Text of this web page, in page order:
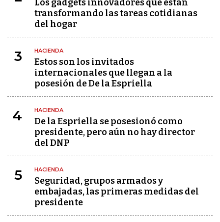
Los gadgets innovadores que están
transformando las tareas cotidianas
del hogar
3 HACIENDA
Estos son los invitados
internacionales que llegan a la
posesión de De la Espriella
4 HACIENDA
De la Espriella se posesionó como
presidente, pero aún no hay director
del DNP
5 HACIENDA
Seguridad, grupos armados y
embajadas, las primeras medidas del
presidente